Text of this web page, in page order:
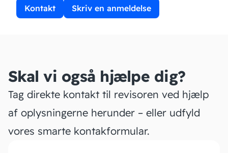
Kontakt Skriv en anmeldelse
Skal vi også hjælpe dig?
Tag direkte kontakt til revisoren ved hjælp
af oplysningerne herunder – eller udfyld
vores smarte kontakformular.